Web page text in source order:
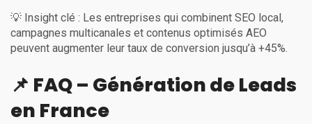
💡 Insight clé : Les entreprises qui combinent SEO local,
campagnes multicanales et contenus optimisés AEO
peuvent augmenter leur taux de conversion jusqu’à +45%.
📌 FAQ – Génération de Leads
en France